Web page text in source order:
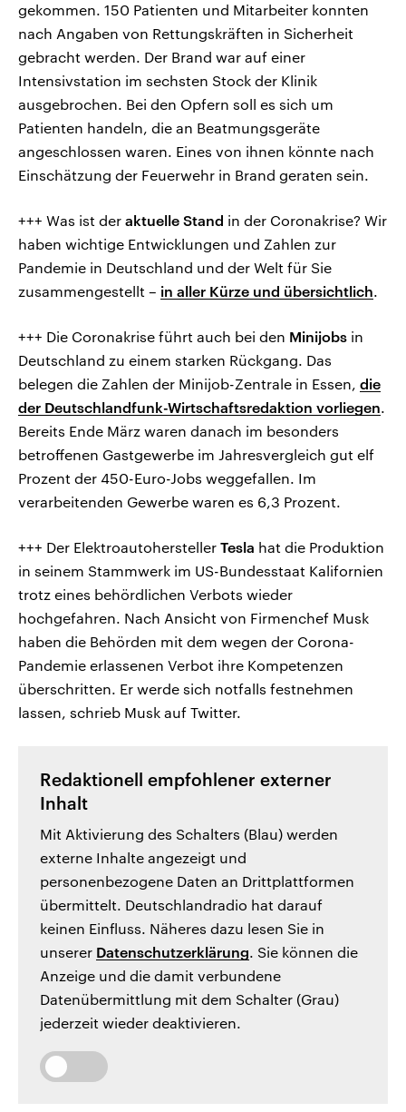
gekommen. 150 Patienten und Mitarbeiter konnten
nach Angaben von Rettungskräften in Sicherheit
gebracht werden. Der Brand war auf einer
Intensivstation im sechsten Stock der Klinik
ausgebrochen. Bei den Opfern soll es sich um
Patienten handeln, die an Beatmungsgeräte
angeschlossen waren. Eines von ihnen könnte nach
Einschätzung der Feuerwehr in Brand geraten sein.
+++ Was ist der aktuelle Stand in der Coronakrise? Wir
haben wichtige Entwicklungen und Zahlen zur
Pandemie in Deutschland und der Welt für Sie
zusammengestellt – in aller Kürze und übersichtlich.
+++ Die Coronakrise führt auch bei den Minijobs in
Deutschland zu einem starken Rückgang. Das
belegen die Zahlen der Minijob-Zentrale in Essen, die
der Deutschlandfunk-Wirtschaftsredaktion vorliegen.
Bereits Ende März waren danach im besonders
betroffenen Gastgewerbe im Jahresvergleich gut elf
Prozent der 450-Euro-Jobs weggefallen. Im
verarbeitenden Gewerbe waren es 6,3 Prozent.
+++ Der Elektroautohersteller Tesla hat die Produktion
in seinem Stammwerk im US-Bundesstaat Kalifornien
trotz eines behördlichen Verbots wieder
hochgefahren. Nach Ansicht von Firmenchef Musk
haben die Behörden mit dem wegen der Corona-
Pandemie erlassenen Verbot ihre Kompetenzen
überschritten. Er werde sich notfalls festnehmen
lassen, schrieb Musk auf Twitter.
Redaktionell empfohlener externer
Inhalt
Mit Aktivierung des Schalters (Blau) werden
externe Inhalte angezeigt und
personenbezogene Daten an Drittplattformen
übermittelt. Deutschlandradio hat darauf
keinen Einfluss. Näheres dazu lesen Sie in
unserer Datenschutzerklärung. Sie können die
Anzeige und die damit verbundene
Datenübermittlung mit dem Schalter (Grau)
jederzeit wieder deaktivieren.